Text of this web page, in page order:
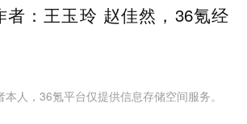
者：王玉玲 赵佳然，36氪经
人，36氪平台仅提供信息存储空间服务。